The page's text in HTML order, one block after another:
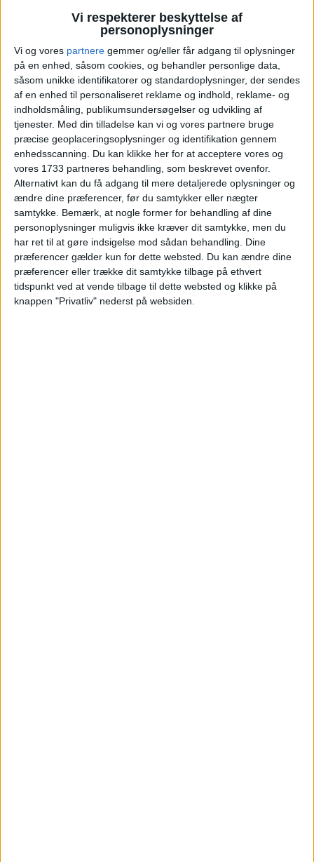
Vi respekterer beskyttelse af
personoplysninger
Vi og vores partnere gemmer og/eller får adgang til oplysninger
på en enhed, såsom cookies, og behandler personlige data,
såsom unikke identifikatorer og standardoplysninger, der sendes
af en enhed til personaliseret reklame og indhold, reklame- og
indholdsmåling, publikumsundersøgelser og udvikling af
tjenester. Med din tilladelse kan vi og vores partnere bruge
præcise geoplaceringsoplysninger og identifikation gennem
enhedsscanning. Du kan klikke her for at acceptere vores og
vores 1733 partneres behandling, som beskrevet ovenfor.
Alternativt kan du få adgang til mere detaljerede oplysninger og
ændre dine præferencer, før du samtykker eller nægter
samtykke. Bemærk, at nogle former for behandling af dine
personoplysninger muligvis ikke kræver dit samtykke, men du
har ret til at gøre indsigelse mod sådan behandling. Dine
præferencer gælder kun for dette websted. Du kan ændre dine
præferencer eller trække dit samtykke tilbage på ethvert
tidspunkt ved at vende tilbage til dette websted og klikke på
knappen "Privatliv" nederst på websiden.
Læs videre efter Annoncen
Annonce
HOTEL